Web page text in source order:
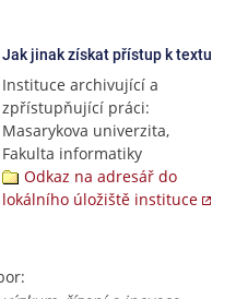
Jak jinak získat přístup k textu
Instituce archivující a
zpřístupňující práci:
Masarykova univerzita,
Fakulta informatiky
Odkaz na adresář do
lokálního úložiště instituce